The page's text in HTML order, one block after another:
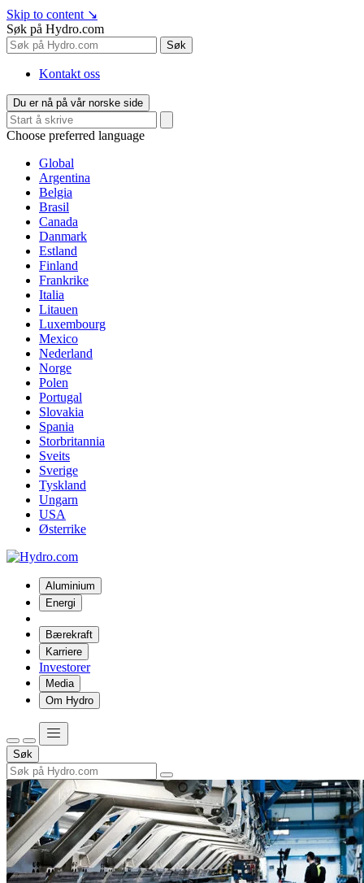
Skip to content ↘
Søk på Hydro.com
Søk
Kontakt oss
Du er nå på vår norske side
Choose preferred language
Global
Argentina
Belgia
Brasil
Canada
Danmark
Estland
Finland
Frankrike
Italia
Litauen
Luxembourg
Mexico
Nederland
Norge
Polen
Portugal
Slovakia
Spania
Storbritannia
Sveits
Sverige
Tyskland
Ungarn
USA
Østerrike
Aluminium
Energi
Bærekraft
Karriere
Investorer
Media
Om Hydro
Søk